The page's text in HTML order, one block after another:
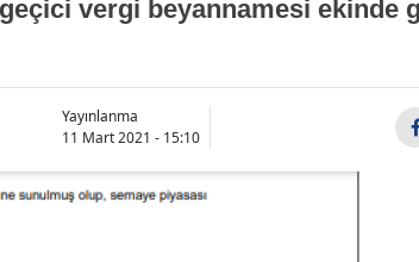
vergi beyannamesi ekinde
Yayınlanma
11 Mart 2021 - 15:10